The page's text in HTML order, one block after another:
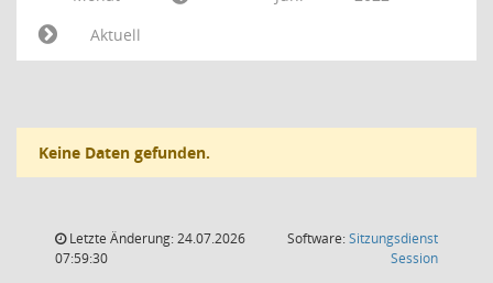
Aktuell
Keine Daten gefunden.
Letzte Änderung: 24.07.2026
07:59:30
Software:Sitzungsdienst
Session(Wird in